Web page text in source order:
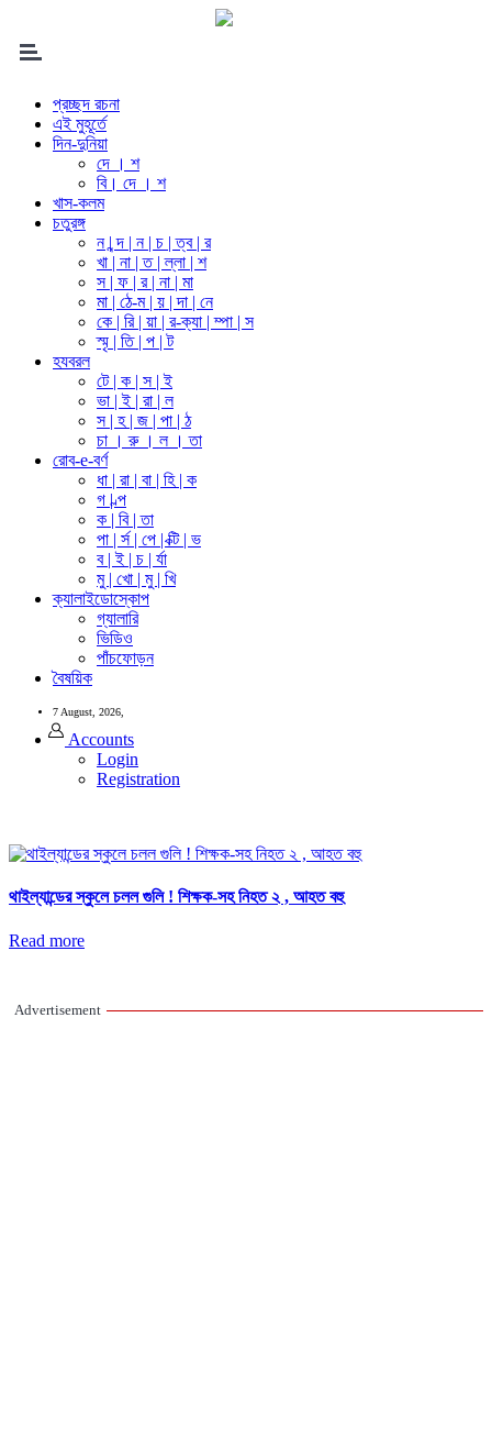
প্রচ্ছদ রচনা
এই মুহূর্তে
দিন-দুনিয়া
দে । শ
বি। দে । শ
খাস-কলম
চতুরঙ্গ
ন | ন্দ | ন | চ | ত্ব | র
খা | না | ত | ল্লা | শ
স | ফ | র | না | মা
মা | ঠে-ম | য় | দা | নে
কে | রি | য়া | র-ক্যা | ম্পা | স
স্মৃ | তি | প | ট
হযবরল
টে | ক | স | ই
ভা | ই | রা | ল
স | হ | জ | পা | ঠ
চা । রু । ল । তা
রোব-e-বর্ণ
ধা | রা | বা | হি | ক
গ | ল্প
ক | বি | তা
পা | র্স | পে | ক্টি | ভ
ব | ই | চ | র্যা
মু | খো | মু | খি
ক্যালাইডোস্কোপ
গ্যালারি
ভিডিও
পাঁচফোড়ন
বৈষয়িক
7 August, 2026,
Accounts
Login
Registration
থাইল্যান্ডের স্কুলে চলল গুলি ! শিক্ষক-সহ নিহত ২ , আহত বহু
Read more
Advertisement